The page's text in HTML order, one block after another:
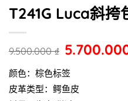
T241G Luca斜挎
9.500.000₫
颜色：棕色标签
皮革类型：鳄鱼皮